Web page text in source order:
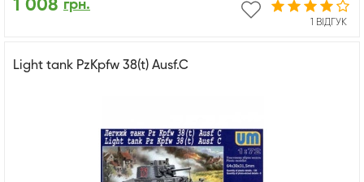
1 ВІДГУК
1 008 грн.
Light tank PzKpfw 38(t) Ausf.C